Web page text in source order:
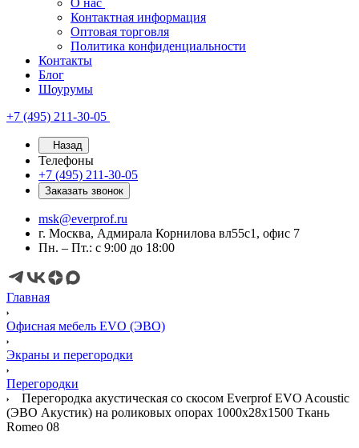
О нас
Контактная информация
Оптовая торговля
Политика конфиденциальности
Контакты
Блог
Шоурумы
+7 (495) 211-30-05
Назад
Телефоны
+7 (495) 211-30-05
Заказать звонок
msk@everprof.ru
г. Москва, Адмирала Корнилова вл55с1, офис 7
Пн. – Пт.: с 9:00 до 18:00
Главная
Офисная мебель EVO (ЭВО)
Экраны и перегородки
Перегородки
Перегородка акустическая со скосом Everprof EVO Acoustic
(ЭВО Акустик) на роликовых опорах 1000х28х1500 Ткань
Romeo 08